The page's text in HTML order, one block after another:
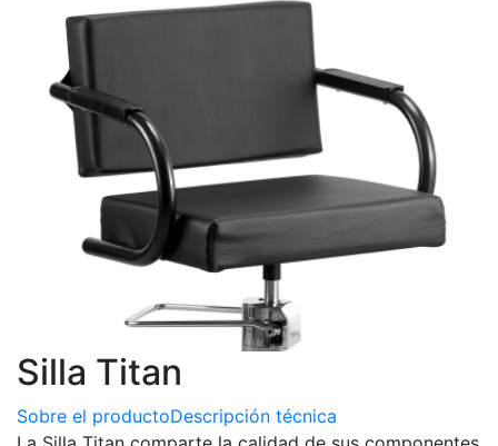
Silla Titan
Sobre el productoDescripción técnica